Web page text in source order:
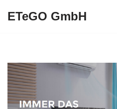
ETeGO GmbH